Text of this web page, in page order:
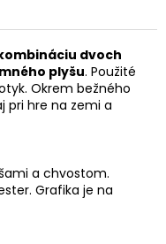
dvoch
plyšu. Použité
Okrem bežného
pri hre na zemi a
a chvostom.
Grafika je na